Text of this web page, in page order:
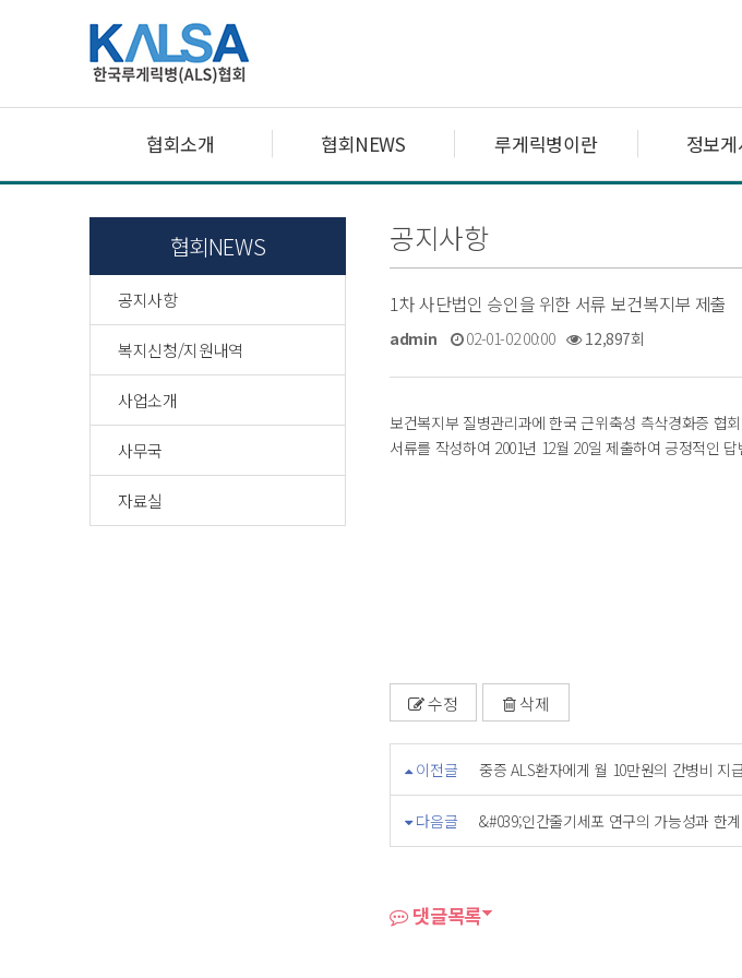
협회소개 협회NEWS 루게릭병이란 정보
협회NEWS
공지사항
복지신청/지원내역
사업소개
사무국
자료실
공지사항
1차 사단법인 승인을 위한 서류 보건복지부 제출
admin 02-01-02 00:00 12,897회
보건복지부 질병관리과에 한국 근위축성 측삭경화증 협
서류를 작성하여 2001년 12월 20일 제출하여 긍정적인
수정 삭제
이전글 중증 ALS환자에게 월 10만원의 간병비 지
다음글 &#039;인간줄기세포 연구의 가능성과 한
댓글목록